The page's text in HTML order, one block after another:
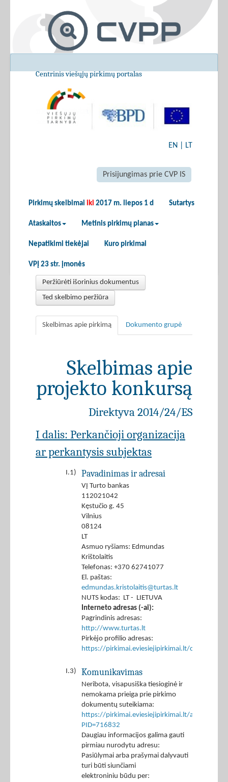
Centrinis viešųjų pirkimų portalas
EN LT
Prisijungimas prie CVP IS
Pirkimų skelbimai iki 2017 m. liepos 1 d Sutartys
Ataskaitos Metinis pirkimų planas
Nepatikimi tiekėjai Kuro pirkimai
VPĮ 23 str. įmonės
Peržiūrėti išorinius dokumentus
Ted skelbimo peržiūra
Skelbimas apie pirkimą Dokumento grupė
Skelbimas apie
projekto konkursą
Direktyva 2014/24/ES
I dalis: Perkančioji organizacija
ar perkantysis subjektas
I.1) Pavadinimas ir adresai
VĮ Turto bankas
112021042
Kęstučio g. 45
Vilnius
08124
LT
Asmuo ryšiams: Edmundas
Krištolaitis
Telefonas: +370 62741077
El. paštas:
edmundas.kristolaitis@turtas.lt
NUTS kodas: LT - LIETUVA
Interneto adresas (-ai):
Pagrindinis adresas:
http://www.turtas.lt
Pirkėjo profilio adresas:
https://pirkimai.eviesiejipirkimai.lt/ctm/
I.3) Komunikavimas
Neribota, visapusiška tiesioginė ir
nemokama prieiga prie pirkimo
dokumentų suteikiama:
https://pirkimai.eviesiejipirkimai.lt/app/rfq/
PID=716832
Daugiau informacijos galima gauti
pirmiau nurodytu adresu:
Pasiūlymai arba prašymai dalyvauti
turi būti siunčiami
elektroniniu būdu per: